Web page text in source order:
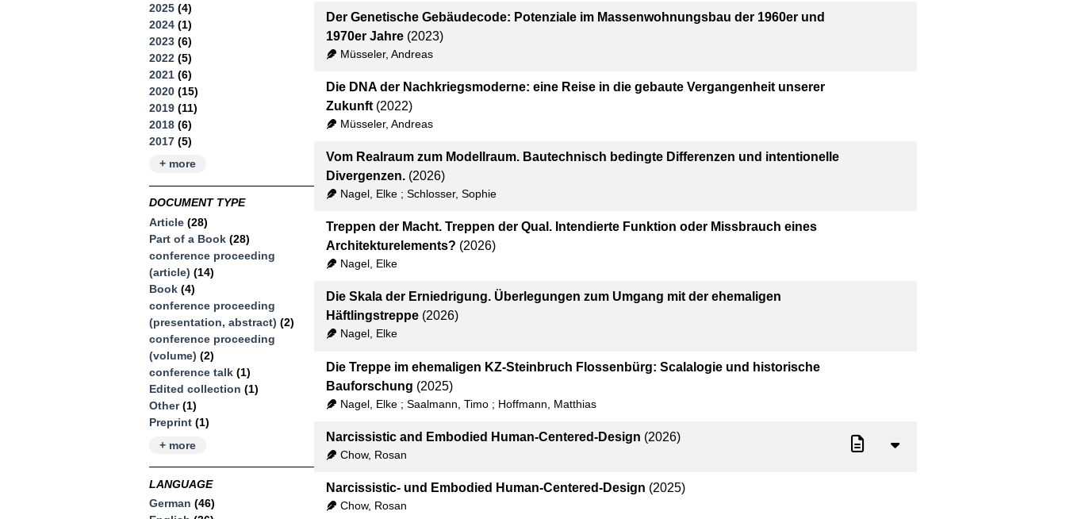
2025 (4)
2024 (1)
2023 (6)
2022 (5)
2021 (6)
2020 (15)
2019 (11)
2018 (6)
2017 (5)
+ more
DOCUMENT TYPE
Article (28)
Part of a Book (28)
conference proceeding
(article) (14)
Book (4)
conference proceeding
(presentation, abstract) (2)
conference proceeding
(volume) (2)
conference talk (1)
Edited collection (1)
Other(1)
Preprint (1)
+ more
LANGUAGE
German (46)
Der Genetische Gebäudecode: Potenziale im Massenwohnungsbau der 1960er und
1970er Jahre(2023)
Müsseler, Andreas
Die DNA der Nachkriegsmoderne: eine Reise in die gebaute Vergangenheit unserer
Zukunft(2022)
Müsseler, Andreas
Vom Realraum zum Modellraum. Bautechnisch bedingte Differenzen und intentionelle
Divergenzen.(2026)
Nagel, Elke ;Schlosser, Sophie
Treppen der Macht. Treppen der Qual. Intendierte Funktion oder Missbrauch eines
Architekturelements? (2026)
Nagel, Elke
Die Skala der Erniedrigung. Überlegungen zum Umgang mit der ehemaligen
Häftlingstreppe(2026)
Nagel, Elke
Die Treppe im ehemaligen KZ-Steinbruch Flossenbürg: Scalalogie und historische
Bauforschung (2025)
Nagel, Elke ;Saalmann, Timo ; Hoffmann, Matthias
Narcissistic and Embodied Human-Centered-Design (2026)
Chow, Rosan
Narcissistic- und Embodied Human-Centered-Design (2025)
Chow, Rosan